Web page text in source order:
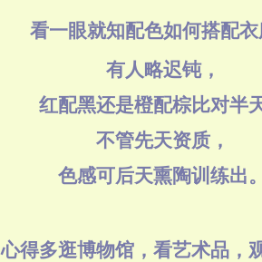
看一眼就知配色如何搭配
有人略迟钝，
红配黑还是橙配棕比对半
不管先天资质，
色感可后天熏陶训练出
心得多逛博物馆，看艺术品，